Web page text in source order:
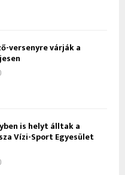
versenyre várják a
is helyt álltak a
Vízi-Sport Egyesület